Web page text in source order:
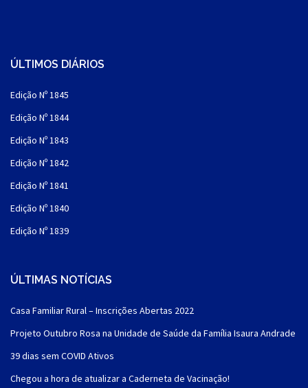
ÚLTIMOS DIÁRIOS
Edição Nº 1845
Edição Nº 1844
Edição Nº 1843
Edição Nº 1842
Edição Nº 1841
Edição Nº 1840
Edição Nº 1839
ÚLTIMAS NOTÍCIAS
Casa Familiar Rural – Inscrições Abertas 2022
Projeto Outubro Rosa na Unidade de Saúde da Família Isaura Andrade
39 dias sem COVID Ativos
Chegou a hora de atualizar a Caderneta de Vacinação!